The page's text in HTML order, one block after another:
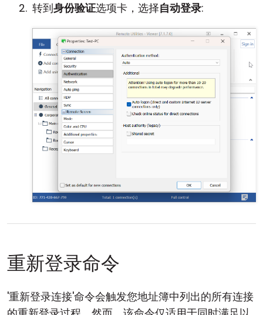
转到身份验证选项卡，选择自动登录:
重新登录命令
'重新登录连接'命令会触发您地址簿中列出的所有连接